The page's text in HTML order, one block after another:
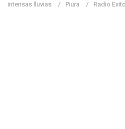
intensas lluvias
Piura Radio